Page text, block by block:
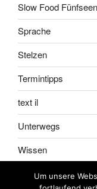
Slow Food
Sprache
Stelzen
Termintipps
text il
Unterwegs
Wissen
Um unsere